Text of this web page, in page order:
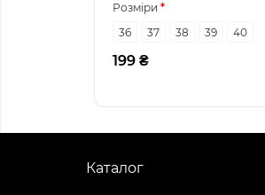
Розміри
36
37 38 39 40
199 ₴
Каталог